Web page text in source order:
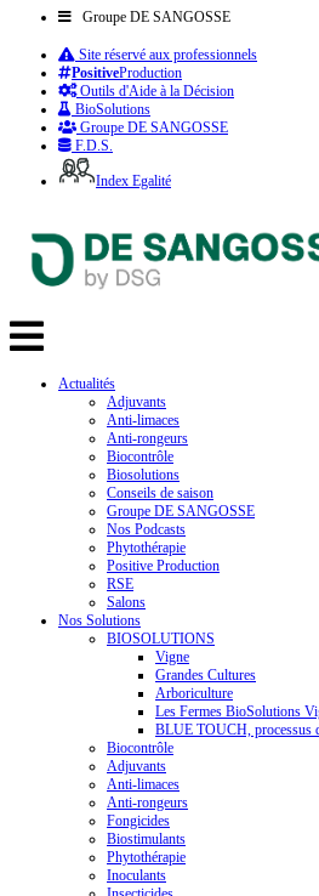
Groupe DE SANGOSSE
Site réservé aux professionnels
PositiveProduction
Outils d'Aide à la Décision
BioSolutions
Groupe DE SANGOSSE
F.D.S.
Index Egalité
Actualités
Adjuvants
Anti-limaces
Anti-rongeurs
Biocontrôle
Biosolutions
Conseils de saison
Groupe DE SANGOSSE
Nos Podcasts
Phytothérapie
Positive Production
RSE
Salons
Nos Solutions
BIOSOLUTIONS
Vigne
Grandes Cultures
Arboriculture
Les Fermes BioSolutions
BLUE TOUCH, processus
Biocontrôle
Adjuvants
Anti-limaces
Anti-rongeurs
Fongicides
Biostimulants
Phytothérapie
Inoculants